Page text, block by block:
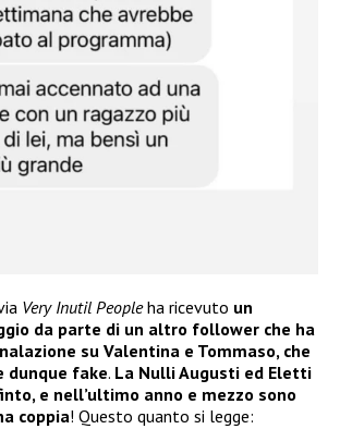
Very Inutil Peopleha ricevuto un
da parte di un altro follower che ha
su Valentina e Tommaso, che
dunque fake. La Nulli Augusti ed Eletti
e nell’ultimo anno e mezzo sono
coppia! Questo quanto si legge: